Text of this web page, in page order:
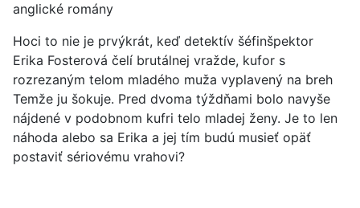
anglické romány
Hoci to nie je prvýkrát, keď detektív šéfinšpektor
Erika Fosterová čelí brutálnej vražde, kufor s
rozrezaným telom mladého muža vyplavený na breh
Temže ju šokuje. Pred dvoma týždňami bolo navyše
nájdené v podobnom kufri telo mladej ženy. Je to len
náhoda alebo sa Erika a jej tím budú musieť opäť
postaviť sériovému vrahovi?